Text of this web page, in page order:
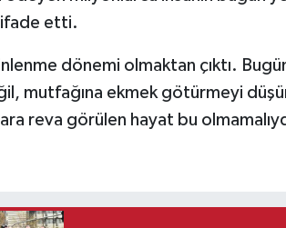
ifade etti.
dönemi olmaktan çıktı.
mutfağına ekmek götürmeyi
reva görülen hayat bu